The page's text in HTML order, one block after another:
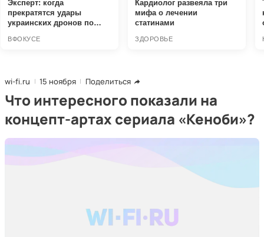
wi-fi.ru 15 ноября Поделиться
Что интересного показали на
концепт-артах сериала «Кеноби»?